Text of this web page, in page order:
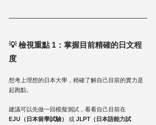
💡 檢視重點 1：掌握目前精確的日文程
度
想考上理想的日本大學，精確了解自己目前的實力是
起跑點。
建議可以先做一回模擬測試，看看自己目前在
EJU（日本留學試驗）
或 JLPT（日本語能力試